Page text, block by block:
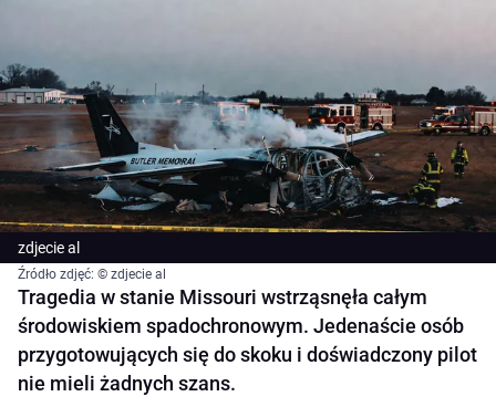
zdjecie al
Źródło zdjęć: © zdjecie al
Tragedia w stanie Missouri wstrząsnęła całym
środowiskiem spadochronowym. Jedenaście osób
przygotowujących się do skoku i doświadczony pilot
nie mieli żadnych szans.